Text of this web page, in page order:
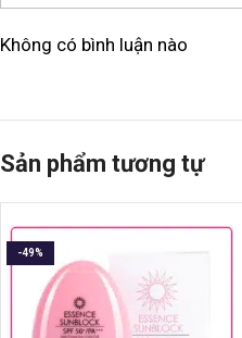
Không có bình luận nào
Sản phẩm tương tự
-49%